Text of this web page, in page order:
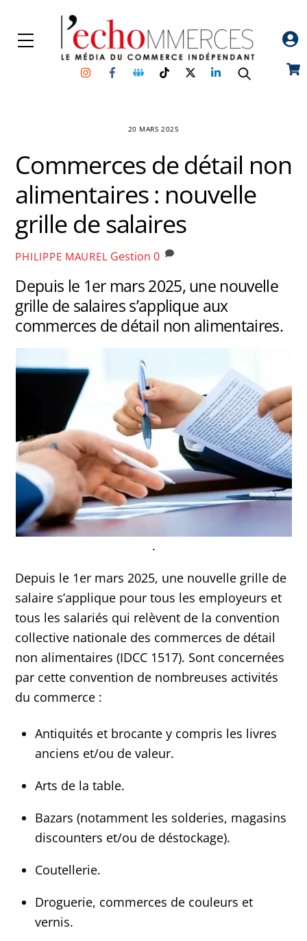
content
Menu
InstagramFacebookGroupe
Facebook
TikTokTwitterLinkedin
20 MARS 2025
Commerces de détail non
alimentaires : nouvelle
grille de salaires
PHILIPPE MAUREL Gestion 0
Depuis le 1er mars 2025, une nouvelle
grille de salaires s’applique aux
commerces de détail non alimentaires.
.
Depuis le 1er mars 2025, une nouvelle grille de
salaire s’applique pour tous les employeurs et
tous les salariés qui relèvent de la convention
collective nationale des commerces de détail
non alimentaires (IDCC 1517). Sont concernées
par cette convention de nombreuses activités
du commerce :
Antiquités et brocante y compris les livres
anciens et/ou de valeur.
Arts de la table.
Bazars (notamment les solderies, magasins
discounters et/ou de déstockage).
Coutellerie.
Droguerie, commerces de couleurs et
vernis.